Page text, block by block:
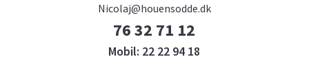
Nicolaj@houensodde.dk
76 32 71 12
Mobil: 22 22 94 18